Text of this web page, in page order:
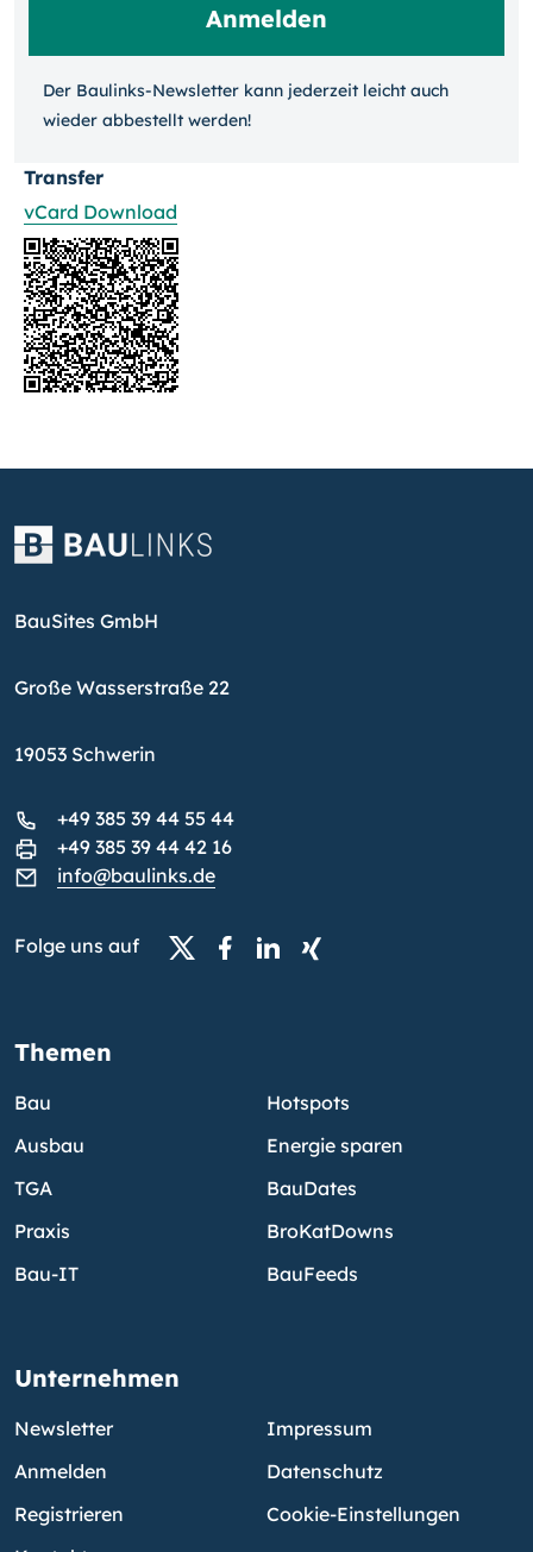
Der Baulinks-Newsletter kann jeder­zeit leicht auch
wieder ab­bestellt werden!
Transfer
vCard Download
BauSites GmbH
Große Wasserstraße 22
19053 Schwerin
+49 385 39 44 55 44
+49 385 39 44 42 16
info@baulinks.de
Folge uns auf
Themen
Bau
Ausbau
TGA
Praxis
Bau-IT
Hotspots
Energie sparen
BauDates
BroKatDowns
BauFeeds
Unternehmen
Newsletter
Anmelden
Registrieren
Impressum
Datenschutz
Cookie-Einstellungen